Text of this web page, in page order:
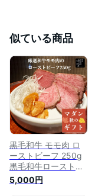
似ている商品
黒毛和牛 モモ肉 ロ
ーストビーフ 250g
黒毛和牛ローストビ
ーフ もも肉 塊肉 和
牛 和牛ローストビー
5,000円